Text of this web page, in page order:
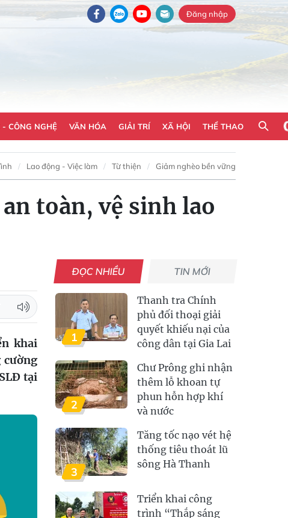
Đăng nhập
- CÔNG NGHỆ VĂN HÓA GIẢI TRÍ XÃ HỘI THỂ THAO
Lao động - Việc làm Từ thiện Giảm nghèo bền vững
toàn, vệ sinh lao
khai
cường
tại
ĐỌC NHIỀU TIN MỚI
1
Thanh tra Chính
phủ đối thoại giải
quyết khiếu nại của
công dân tại Gia Lai
2
Chư Prông ghi nhận
thêm lỗ khoan tự
phun hỗn hợp khí
và nước
3
Tăng tốc nạo vét hệ
thống tiêu thoát lũ
sông Hà Thanh
Triển khai công
trình “Thắp sáng